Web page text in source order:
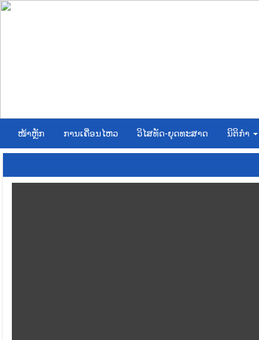
ໜ້າຫຼັກ ການເຄື່ອນໄຫວ ວິໄສທັດ-ຍຸດທະສາດ ນິຕິກໍາ